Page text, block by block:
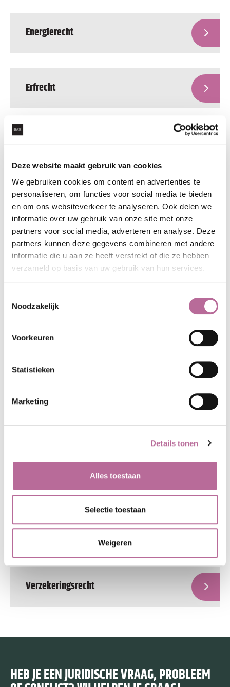
Deze website maakt gebruik van cookies
We gebruiken cookies om content en advertenties te
personaliseren, om functies voor social media te bieden
en om ons websiteverkeer te analyseren. Ook delen we
informatie over uw gebruik van onze site met onze
partners voor social media, adverteren en analyse. Deze
partners kunnen deze gegevens combineren met andere
informatie die u aan ze heeft verstrekt of die ze hebben
verzameld op basis van uw gebruik van hun services.
Noodzakelijk
Voorkeuren
Statistieken
Marketing
Details tonen
Alles toestaan
Selectie toestaan
Weigeren
Energierecht
Erfrecht
Faillissementsrecht
Huurrecht
Intellectueel eigendomsrecht
Letselschade
Mediation
Personen- en familierecht
Verzekeringsrecht
HEB JE EEN JURIDISCHE VRAAG, PROBLEEM